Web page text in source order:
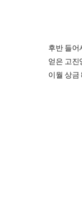
후반 들어
얻은 고진
이월 상금